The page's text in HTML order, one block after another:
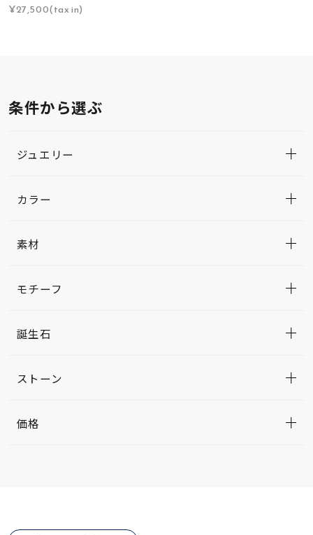
¥27,500(tax in)
条件から選ぶ
ジュエリー
カラー
素材
モチーフ
誕生石
ストーン
価格